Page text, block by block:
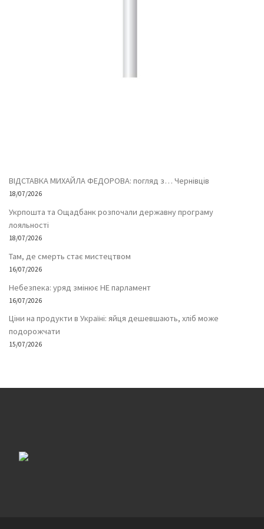
ВІДСТАВКА МИХАЙЛА ФЕДОРОВА: погляд з… Чернівців
18/07/2026
Укрпошта та Ощадбанк розпочали державну програму
лояльності
18/07/2026
Там, де смерть стає мистецтвом
16/07/2026
Небезпека: уряд змінює НЕ парламент
16/07/2026
Ціни на продукти в Україні: яйця дешевшають, хліб може
подорожчати
15/07/2026